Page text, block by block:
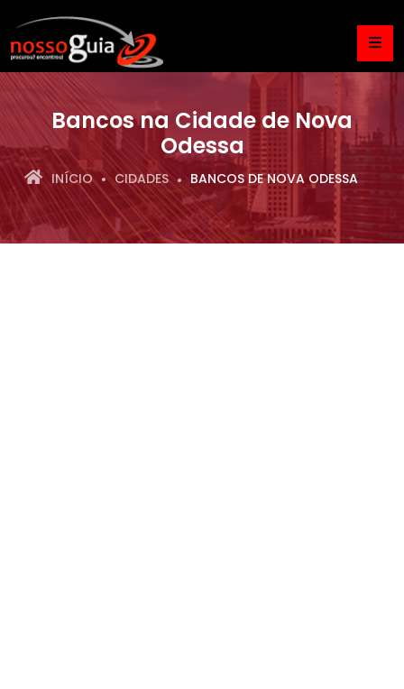
Bancos na Cidade de Nova
Odessa
INÍCIO CIDADES BANCOS DE NOVA ODESSA